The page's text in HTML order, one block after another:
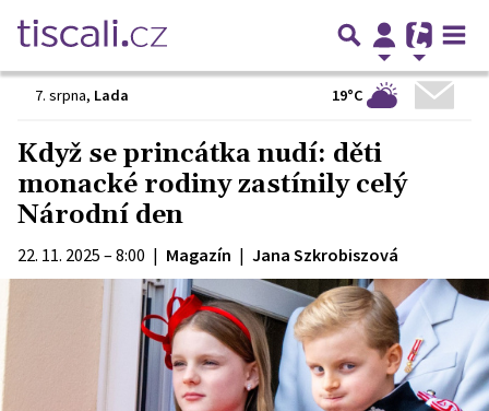
7. srpna, Lada 19°C
Když se princátka nudí: děti
monacké rodiny zastínily celý
Národní den
22. 11. 2025 – 8:00 | Magazín | Jana Szkrobiszová